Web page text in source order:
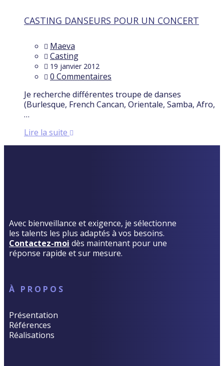
CASTING DANSEURS POUR UN CONCERT
Maeva
Casting
19 janvier 2012
0 Commentaires
Je recherche différentes troupe de danses
(Burlesque, French Cancan, Orientale, Samba, Afro,
…
Lire la suite
Avec bienveillance et exigence, je sélectionne
les talents les plus adaptés à vos besoins.
Contactez-moi dès maintenant pour une
réponse rapide et sur mesure.
À PROPOS
Présentation
Références
Réalisations